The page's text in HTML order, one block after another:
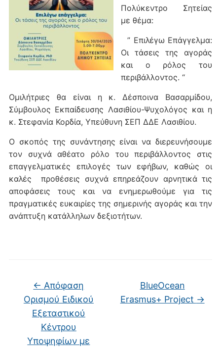
Πολύκεντρο Σητείας
με θέμα:
” Επιλέγω Επάγγελμα:
Οι τάσεις της αγοράς
και ο ρόλος του
περιβάλλοντος. “
Ομιλήτριες θα είναι η κ. Δέσποινα Βασαρμίδου,
Σύμβουλος Εκπαίδευσης Λασιθίου-Ψυχολόγος και η
κ. Στεφανία Κορδία, Υπεύθυνη ΣΕΠ ΔΔΕ Λασιθίου.
Ο σκοπός της συνάντησης είναι να διερευνήσουμε
τον συχνά αθέατο ρόλο του περιβάλλοντος στις
επαγγελματικές επιλογές των εφήβων, καθώς οι
καλές προθέσεις συχνά επηρεάζουν αρνητικά τις
αποφάσεις τους και να ενημερωθούμε για τις
πραγματικές ευκαιρίες της σημερινής αγοράς και την
ανάπτυξη κατάλληλων δεξιοτήτων.
← Απόφαση
Ορισμού Ειδικού
Εξεταστικού
Κέντρου
Υποψηφίων με
BlueOcean
Erasmus+ Project →